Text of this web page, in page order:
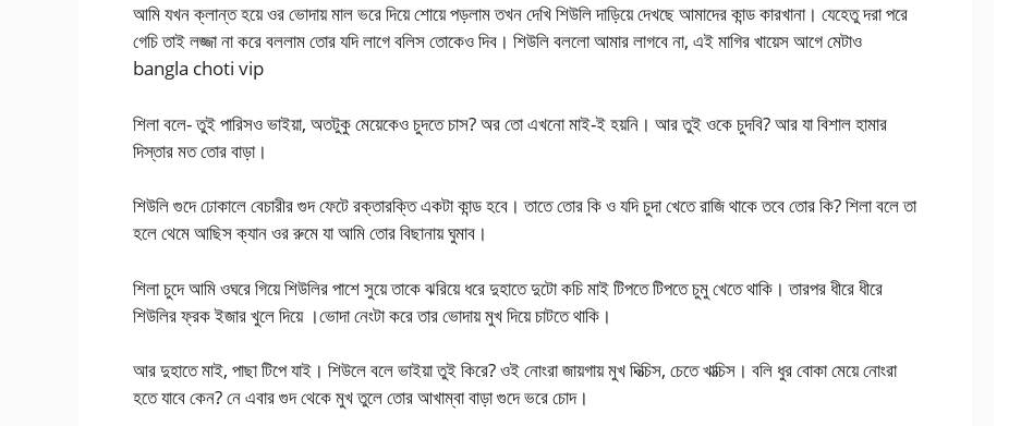
আমি যখন ক্লান্ত হয়ে ওর ভোদায় মাল ভরে দিয়ে শোয়ে পড়লাম তখন দেখি শিউলি দাড়িয়ে দেখছে আমাদের কান্ড কারখানা। যেহেতু দরা পরে
গেচি তাই লজ্জা না করে বললাম তোর যদি লাগে বলিস তোকেও দিব। শিউলি বললো আমার লাগবে না, এই মাগির খায়েস আগে মেটাও
bangla choti vip
শিলা বলে- তুই পারিসও ভাইয়া, অতটুকু মেয়েকেও চুদতে চাস? অর তো এখনো মাই-ই হয়নি। আর তুই ওকে চুদবি? আর যা বিশাল হামার
দিস্তার মত তোর বাড়া।
শিউলি গুদে ঢোকালে বেচারীর গুদ ফেটে রক্তারক্তি একটা কান্ড হবে। তাতে তোর কি ও যদি চুদা খেতে রাজি থাকে তবে তোর কি? শিলা বলে তা
হলে থেমে আছিস ক্যান ওর রুমে যা আমি তোর বিছানায় ঘুমাব।
শিলা চুদে আমি ওঘরে গিয়ে শিউলির পাশে সুয়ে তাকে ঝরিয়ে ধরে দুহাতে দুটো কচি মাই টিপতে টিপতে চুমু খেতে থাকি। তারপর ধীরে ধীরে
শিউলির ফ্রক ইজার খুলে দিয়ে ।ভোদা নেংটা করে তার ভোদায় মুখ দিয়ে চাটতে থাকি।
আর দুহাতে মাই, পাছা টিপে যাই। শিউলে বলে ভাইয়া তুই কিরে? ওই নোংরা জায়গায় মুখ দিত্চিস, চেতে খাত্চিস। বলি ধুর বোকা মেয়ে নোংরা
হতে যাবে কেন? নে এবার গুদ থেকে মুখ তুলে তোর আখাম্বা বাড়া গুদে ভরে চোদ।